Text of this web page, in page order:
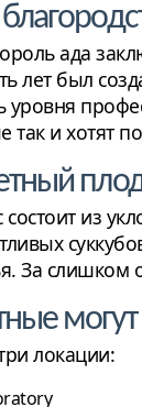
ада
лет был
уровня
так и хотят
из
За слишком
могут
локации: